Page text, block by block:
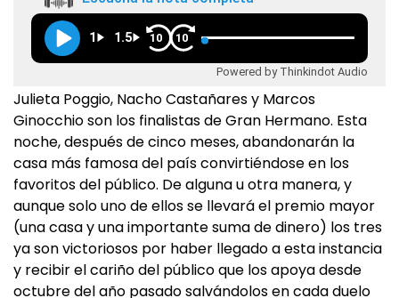
1 1.5 10 10
Powered by Thinkindot Audio
Julieta Poggio, Nacho Castañares y Marcos
Ginocchio son los finalistas de Gran Hermano. Esta
noche, después de cinco meses, abandonarán la
casa más famosa del país convirtiéndose en los
favoritos del público. De alguna u otra manera, y
aunque solo uno de ellos se llevará el premio mayor
(una casa y una importante suma de dinero) los tres
ya son victoriosos por haber llegado a esta instancia
y recibir el cariño del público que los apoya desde
octubre del año pasado salvándolos en cada duelo